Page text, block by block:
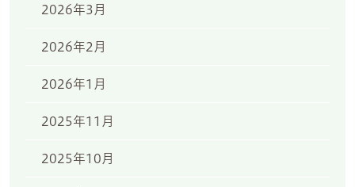
2026年3月
2026年2月
2026年1月
2025年11月
2025年10月